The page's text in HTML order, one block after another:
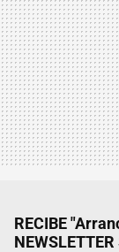
RECIBE